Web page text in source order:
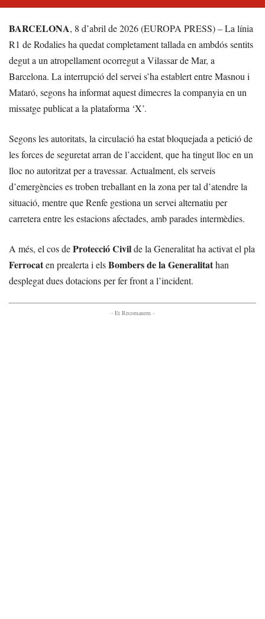
BARCELONA, 8 d’abril de 2026 (EUROPA PRESS) – La línia
R1 de Rodalies ha quedat completament tallada en ambdós sentits
degut a un atropellament ocorregut a Vilassar de Mar, a
Barcelona. La interrupció del servei s’ha establert entre Masnou i
Mataró, segons ha informat aquest dimecres la companyia en un
missatge publicat a la plataforma ‘X’.
Segons les autoritats, la circulació ha estat bloquejada a petició de
les forces de seguretat arran de l’accident, que ha tingut lloc en un
lloc no autoritzat per a travessar. Actualment, els serveis
d’emergències es troben treballant en la zona per tal d’atendre la
situació, mentre que Renfe gestiona un servei alternatiu per
carretera entre les estacions afectades, amb parades intermèdies.
A més, el cos deProtecció Civilde la Generalitat ha activat el pla
Ferrocaten prealerta i elsBombers de la Generalitathan
desplegat dues dotacions per fer front a l’incident.
- Et Recomanem -